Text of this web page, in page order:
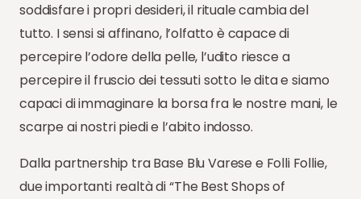
soddisfare i propri desideri, il rituale cambia del
tutto. I sensi si affinano, l’olfatto è capace di
percepire l’odore della pelle, l’udito riesce a
percepire il fruscio dei tessuti sotto le dita e siamo
capaci di immaginare la borsa fra le nostre mani, le
scarpe ai nostri piedi e l’abito indosso.
Dalla partnership tra Base Blu Varese e Folli Follie,
due importanti realtà di “The Best Shops of